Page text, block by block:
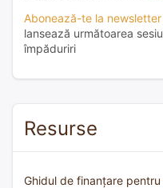
Abonează-te la newsletter
lansează următoarea
împăduriri
Resurse
Ghidul de finanțare